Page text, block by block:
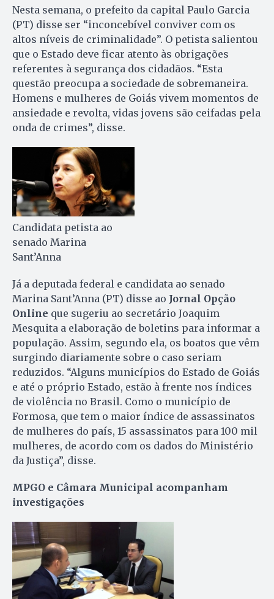
Nesta semana, o prefeito da capital Paulo Garcia
(PT) disse ser “inconcebível conviver com os
altos níveis de criminalidade”. O petista salientou
que o Estado deve ficar atento às obrigações
referentes à segurança dos cidadãos. “Esta
questão preocupa a sociedade de sobremaneira.
Homens e mulheres de Goiás vivem momentos de
ansiedade e revolta, vidas jovens são ceifadas pela
onda de crimes”, disse.
Candidata petista ao
senado Marina
Sant’Anna
Já a deputada federal e candidata ao senado
Marina Sant’Anna (PT) disse ao Jornal Opção
Online que sugeriu ao secretário Joaquim
Mesquita a elaboração de boletins para informar a
população. Assim, segundo ela, os boatos que vêm
surgindo diariamente sobre o caso seriam
reduzidos. “Alguns municípios do Estado de Goiás
e até o próprio Estado, estão à frente nos índices
de violência no Brasil. Como o município de
Formosa, que tem o maior índice de assassinatos
de mulheres do país, 15 assassinatos para 100 mil
mulheres, de acordo com os dados do Ministério
da Justiça”, disse.
MPGO e Câmara Municipal acompanham
investigações